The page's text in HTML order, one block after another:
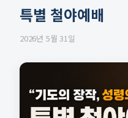
특별 철야예배
2026년 5월 31일